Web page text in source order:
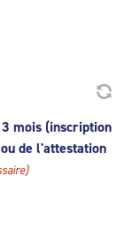
mois (inscription
de l'attestation